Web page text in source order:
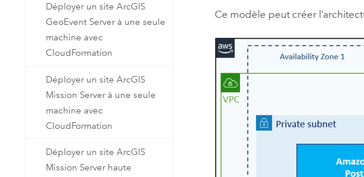
Déployer un site ArcGIS
GeoEvent Server à une seule
machine avec
CloudFormation
Déployer un site ArcGIS
Mission Server à une seule
machine avec
CloudFormation
Déployer un site ArcGIS
Mission Server haute
Ce modèle peut créer